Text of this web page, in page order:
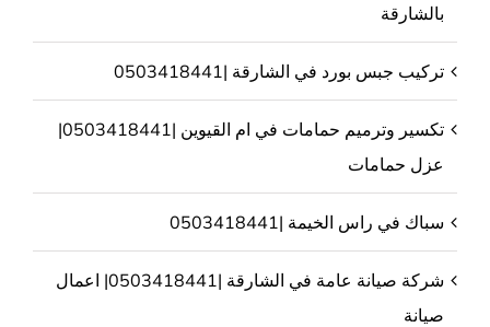
بالشارقة
تركيب جبس بورد في الشارقة |0503418441
تكسير وترميم حمامات في ام القيوين |0503418441|
عزل حمامات
سباك في راس الخيمة |0503418441
شركة صيانة عامة في الشارقة |0503418441| اعمال
صيانة